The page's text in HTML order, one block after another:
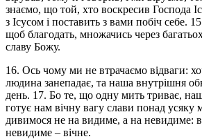
знаємо, що той, хто воскресив Господа
з Ісусом і поставить з вами побіч себе.
щоб благодать, множачись через
славу Божу.
16. Ось чому ми не втрачаємо відваги:
людина занепадає, та наша внутрішня
день. 17. Бо те, що одну мить триває,
готує нам вічну вагу слави понад усяку
дивимося не на видиме, а на невидиме:
невидиме – вічне.